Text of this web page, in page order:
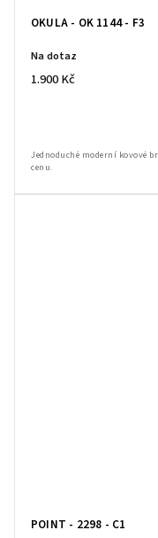
OKULA - OK 1144 - F3
Na dotaz
1.900 Kč
Jednoduché moderní kovové
POINT - 2298 - C1